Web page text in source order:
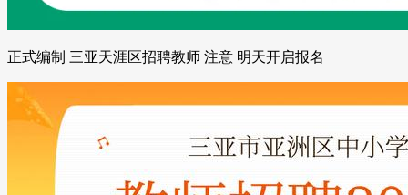
正式编制 三亚天涯区招聘教师 注意 明天开启报名